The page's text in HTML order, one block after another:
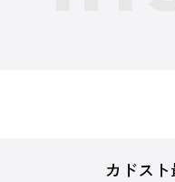
カドス